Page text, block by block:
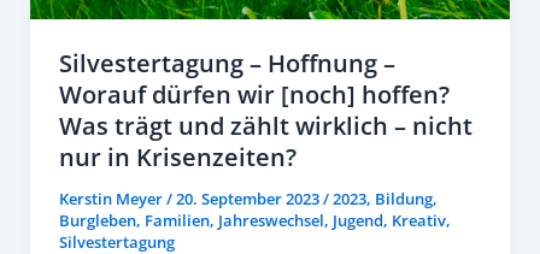
Silvestertagung – Hoffnung –
Worauf dürfen wir [noch] hoffen?
Was trägt und zählt wirklich – nicht
nur in Krisenzeiten?
Kerstin Meyer/20. September 2023/2023, Bildung,
Burgleben, Familien, Jahreswechsel, Jugend, Kreativ,
Silvestertagung